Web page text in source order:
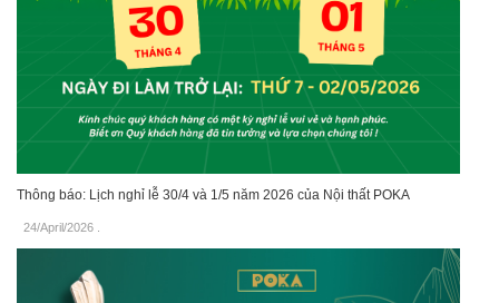
Thông báo: Lịch nghỉ lễ 30/4 và 1/5 năm 2026 của Nội thất POKA
24/April/2026